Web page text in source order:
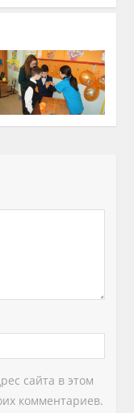
сайта в этом
комментариев.